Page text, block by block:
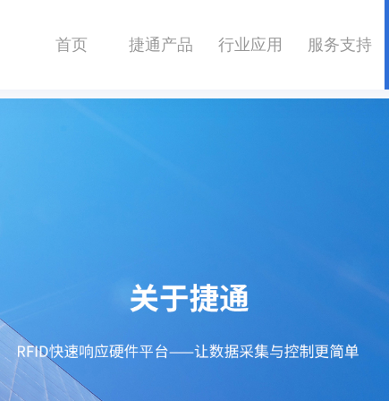
首页 捷通产品 行业应用 服务支持